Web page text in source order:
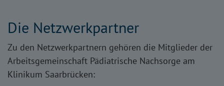
Die Netzwerkpartner
Zu den Netzwerkpartnern gehören die Mitglieder der
Arbeitsgemeinschaft Pädiatrische Nachsorge am
Klinikum Saarbrücken: